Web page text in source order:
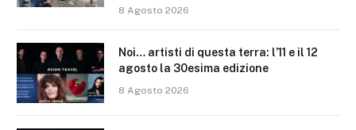
8 Agosto 2026
Noi… artisti di questa terra: l’11 e il 12
agosto la 30esima edizione
8 Agosto 2026